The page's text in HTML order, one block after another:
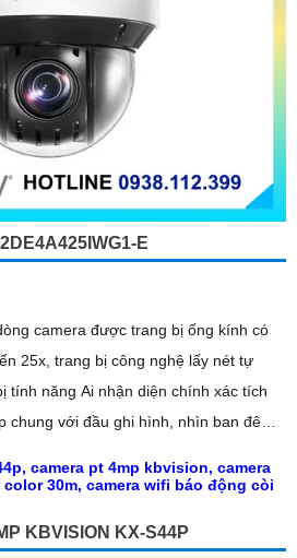
E
camera được trang bị ống kính có
25x, trang bị công nghệ lấy nét tự
tính năng Ai nhận diện chính xác tích
chung với đầu ghi hình, nhìn ban đêm
KBVISION KX-S44P